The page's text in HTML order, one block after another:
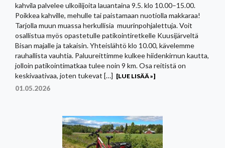
kahvila palvelee ulkoilijoita lauantaina 9.5. klo 10.00–15.00.
Poikkea kahville, mehulle tai paistamaan nuotiolla makkaraa!
Tarjolla muun muassa herkullisia muurinpohjalettuja. Voit
osallistua myös opastetulle patikointiretkelle Kuusijärveltä
Bisan majalle ja takaisin. Yhteislähtö klo 10.00, kävelemme
rauhallista vauhtia. Paluureittimme kulkee hiidenkirnun kautta,
jolloin patikointimatkaa tulee noin 9 km. Osa reitistä on
keskivaativaa, joten tukevat […] [LUE LISÄÄ »]
01.05.2026